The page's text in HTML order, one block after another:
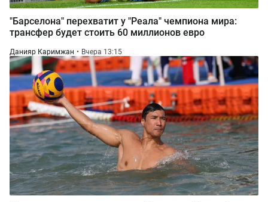
"Барселона" перехватит у "Реала" чемпиона мира:
трансфер будет стоить 60 миллионов евро
Данияр Каримжан Вчера 13:15